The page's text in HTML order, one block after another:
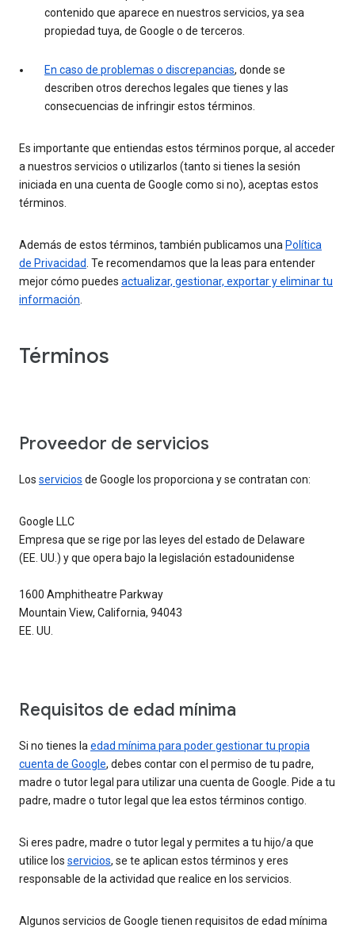
contenido que aparece en nuestros servicios, ya sea
propiedad tuya, de Google o de terceros.
En caso de problemas o discrepancias, donde se
describen otros derechos legales que tienes y las
consecuencias de infringir estos términos.
Es importante que entiendas estos términos porque, al acceder
a nuestros servicios o utilizarlos (tanto si tienes la sesión
iniciada en una cuenta de Google como si no), aceptas estos
términos.
Además de estos términos, también publicamos una Política
de Privacidad . Te recomendamos que la leas para entender
mejor cómo puedes actualizar, gestionar, exportar y eliminar tu
información
Términos
Proveedor de servicios
Los servicios de Google los proporciona y se contratan con:
Google LLC
Empresa que se rige por las leyes del estado de Delaware
(EE. UU.) y que opera bajo la legislación estadounidense
1600 Amphitheatre Parkway
Mountain View, California, 94043
EE. UU.
Requisitos de edad mínima
Si no tienes la edad mínima para poder gestionar tu propia
cuenta de Google, debes contar con el permiso de tu padre,
madre o tutor legal para utilizar una cuenta de Google. Pide a tu
padre, madre o tutor legal que lea estos términos contigo.
Si eres padre, madre o tutor legal y permites a tu hijo/a que
utilice los servicios, se te aplican estos términos y eres
responsable de la actividad que realice en los servicios.
Algunos servicios de Google tienen requisitos de edad mínima